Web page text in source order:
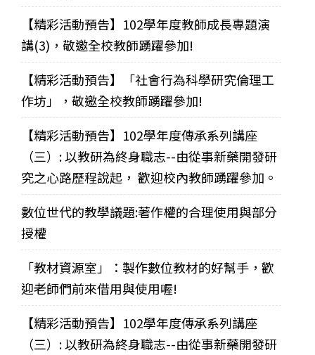
【精彩活動預告】102學年度教師成長專題演
講(3)，敬邀全校教師踴躍參加!
【精彩活動預告】「社會行為科學研究倫理工
作坊」，敬邀全校教師踴躍參加!
【精彩活動預告】102學年度傳承系列講座
（三）: 以教研為終身職志--由從事新藥開發研
究之心路歷程說起， 歡迎校內教師踴躍參加。
數位世代的教學議題:著作權的合理使用與部分
授權
「教材資源室」：製作數位教材的好幫手，歡
迎老師們前來借用與使用喔!
【精彩活動預告】102學年度傳承系列講座
（三）: 以教研為終身職志--由從事新藥開發研